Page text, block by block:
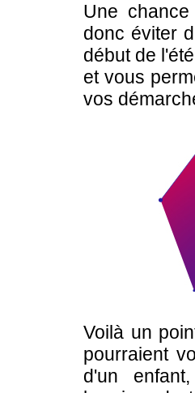
Une
donc éviter
début de
et vous
vos
Voilà un
pourraient
d'un